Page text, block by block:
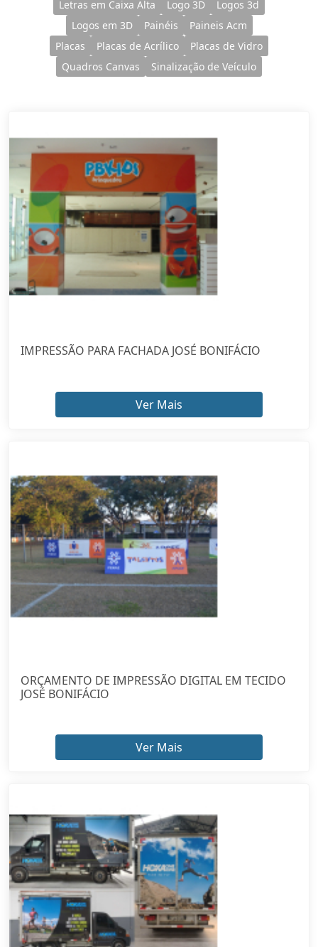
Letras em Caixa Alta
Logo 3D
Logos 3d
Logos em 3D
Painéis
Paineis Acm
Placas
Placas de Acrílico
Placas de Vidro
Quadros Canvas
Sinalização de Veículo
IMPRESSÃO PARA FACHADA JOSÉ BONIFÁCIO
Ver Mais
ORÇAMENTO DE IMPRESSÃO DIGITAL EM TECIDO
JOSÉ BONIFÁCIO
Ver Mais